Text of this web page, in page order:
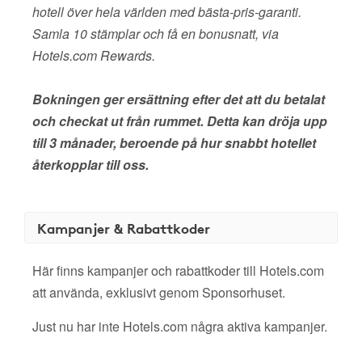
hotell över hela världen med bästa-pris-garanti.
Samla 10 stämplar och få en bonusnatt, via
Hotels.com Rewards.
Bokningen ger ersättning efter det att du betalat
och checkat ut från rummet. Detta kan dröja upp
till 3 månader, beroende på hur snabbt hotellet
återkopplar till oss.
Kampanjer & Rabattkoder
Här finns kampanjer och rabattkoder till Hotels.com
att använda, exklusivt genom Sponsorhuset.
Just nu har inte Hotels.com några aktiva kampanjer.